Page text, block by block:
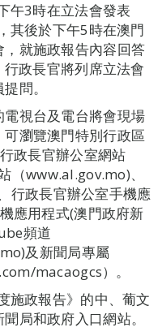
午3時在立法會發表
其後於下午5時在澳門
就施政報告內容回答
政長官將列席立法會
問。
視台及電台將會現場
瀏覽澳門特別行政區
政長官辦公室網站
（www.al.gov.mo)、
行政長官辦公室手機應
應用程式(澳門政府新
頻道
及新聞局專屬
macaogcs）。
施政報告》的中、葡文
局和政府入口網站。